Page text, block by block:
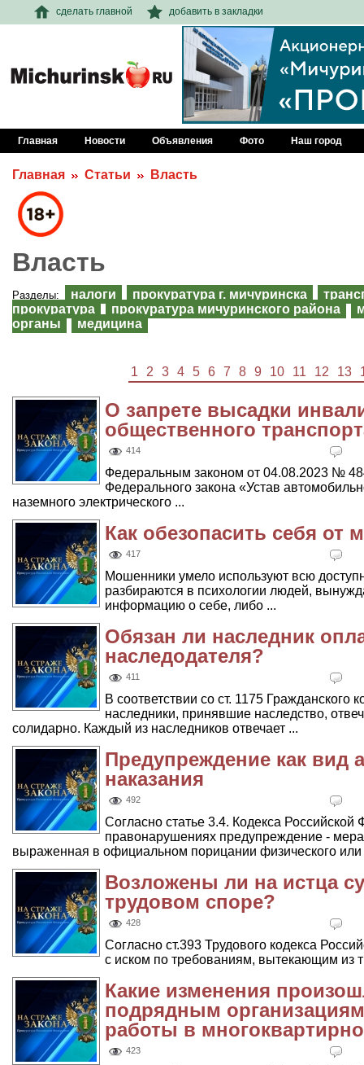
сделать главной добавить в закладки
Главная Новости Объявления Фото Наш город
Главная Статьи Власть
Власть
Разделы: налоги прокуратура г. мичуринска
прокуратура
прокуратура мичуринского района
органы
медицина
1 2 3 4 5 6 7 8 9 10 11 12 13
О запрете высадки
общественного
414
Федеральным законом от 04.08.2023 №
Федерального закона «Устав
наземного электрического ...
Как обезопасить себя от
417
Мошенники умело используют всю
разбираются в психологии людей,
информацию о себе, либо ...
Обязан ли наследник
наследодателя?
411
В соответствии со ст. 1175 Гражданского
наследники, принявшие наследство,
солидарно. Каждый из наследников отвечает ...
Предупреждение как вид
наказания
492
Согласно статье 3.4. Кодекса
правонарушениях предупреждение -
выраженная в официальном порицании физического или
Возложены ли на истца
трудовом споре?
428
Согласно ст.393 Трудового кодекса
с иском по требованиям, вытекающим из
Какие изменения
подрядным
работы в
423